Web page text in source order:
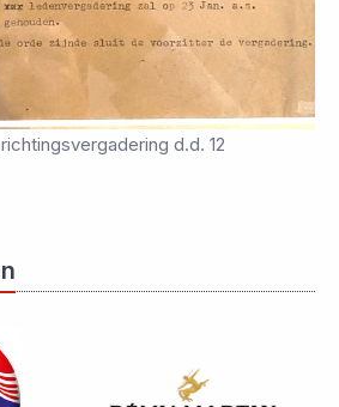
d.d. 12